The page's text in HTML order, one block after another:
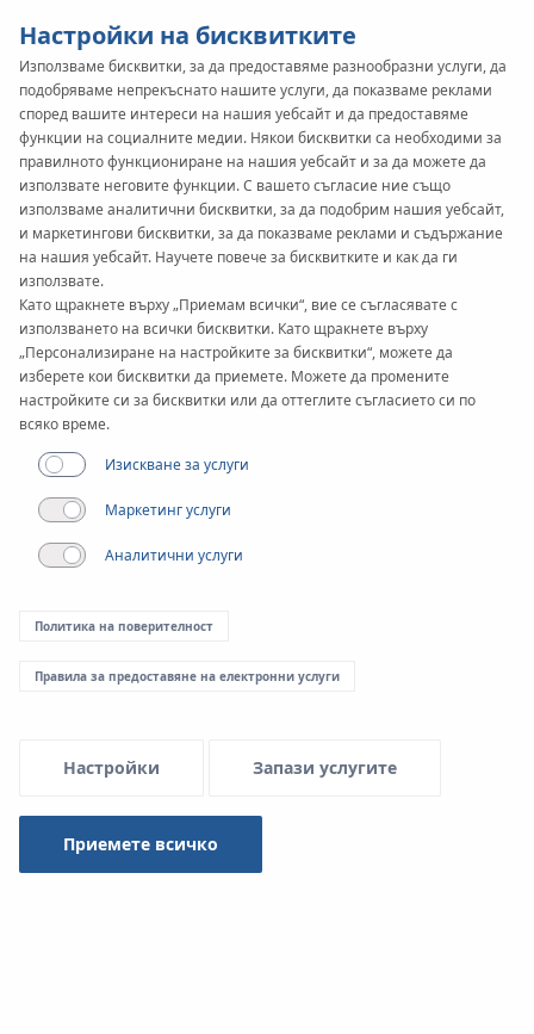
Настройки на бисквитките
Използваме бисквитки, за да предоставяме разнообразни услуги, да
подобряваме непрекъснато нашите услуги, да показваме реклами
според вашите интереси на нашия уебсайт и да предоставяме
функции на социалните медии. Някои бисквитки са необходими за
правилното функциониране на нашия уебсайт и за да можете да
използвате неговите функции. С вашето съгласие ние също
използваме аналитични бисквитки, за да подобрим нашия уебсайт,
и маркетингови бисквитки, за да показваме реклами и съдържание
на нашия уебсайт. Научете повече за бисквитките и как да ги
използвате.
Като щракнете върху „Приемам всички“, вие се съгласявате с
използването на всички бисквитки. Като щракнете върху
„Персонализиране на настройките за бисквитки“, можете да
изберете кои бисквитки да приемете. Можете да промените
настройките си за бисквитки или да оттеглите съгласието си по
всяко време.
Изискване за услуги
Маркетинг услуги
Аналитични услуги
Политика на поверителност
Правила за предоставяне на електронни услуги
Настройки Запази услугите
Приемете всичко